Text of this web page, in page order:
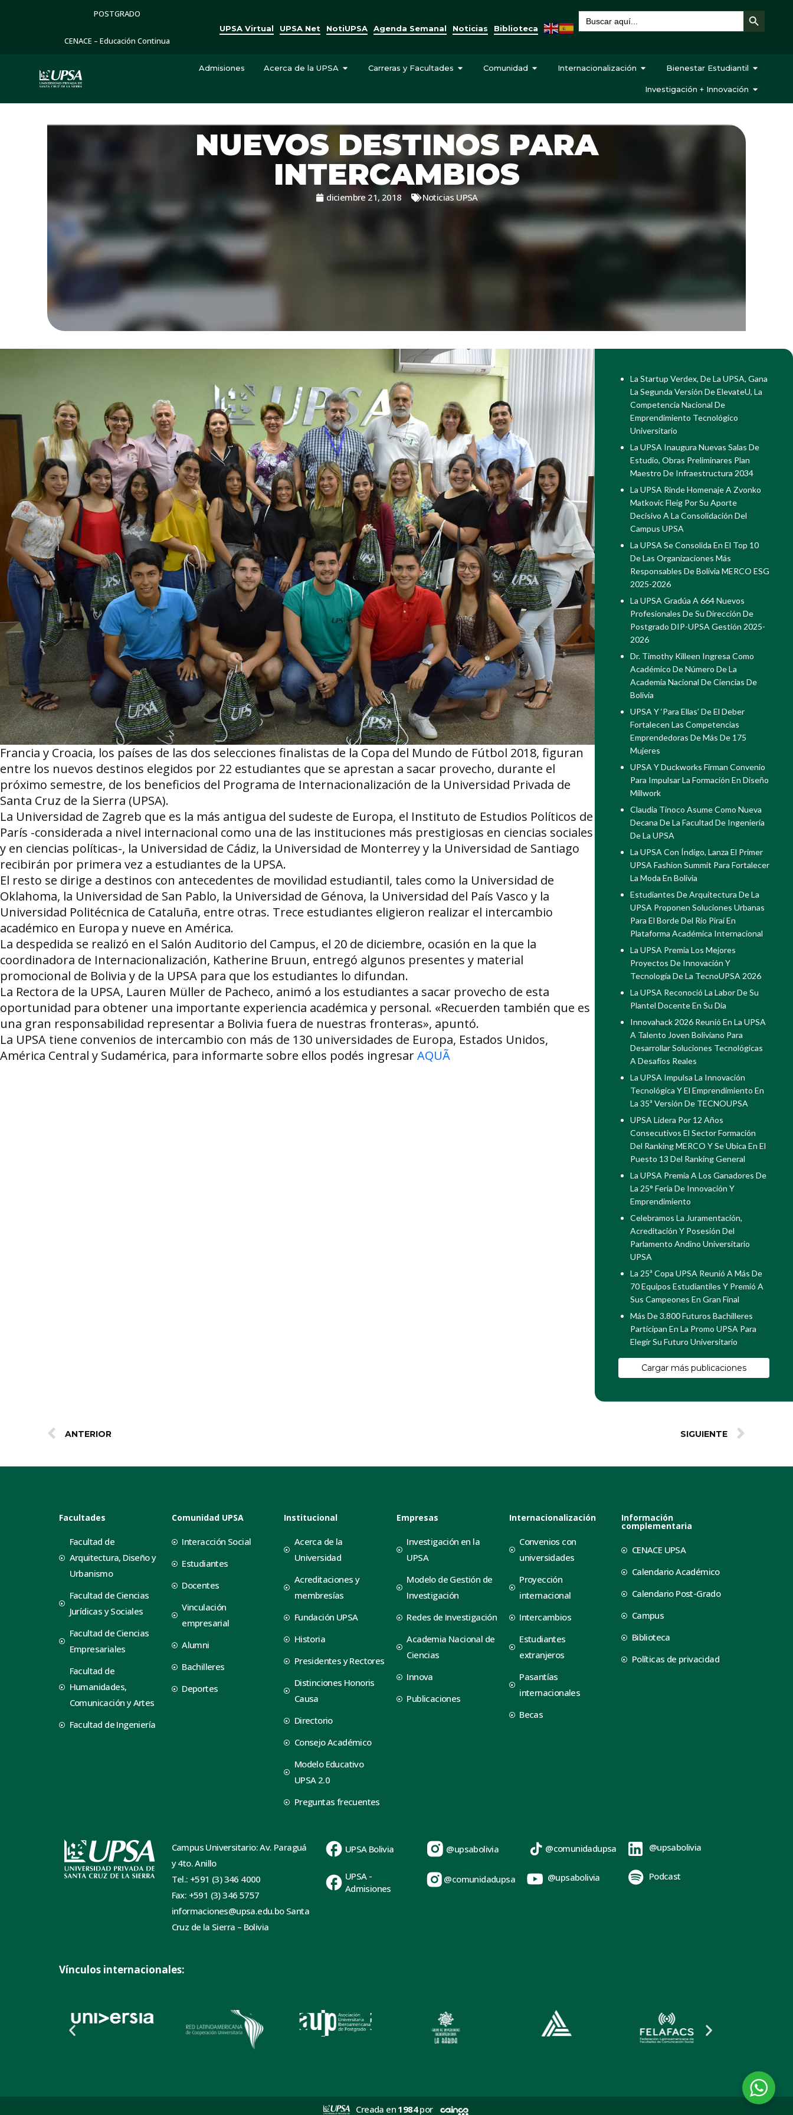
POSTGRADO
CENACE – Educación Continua
UPSA Virtual UPSA Net NotiUPSA Agenda Semanal Noticias Biblioteca
Buscar: Botón de búsqueda
Admisiones Acerca de la UPSA Carreras y Facultades Comunidad Internacionalización Bienestar Estudiantil
Investigación + Innovación
NUEVOS DESTINOS PARA
INTERCAMBIOS
diciembre 21, 2018 Noticias UPSA
Francia y Croacia, los países de las dos selecciones finalistas de la Copa del Mundo de Fútbol 2018, figuran
entre los nuevos destinos elegidos por 22 estudiantes que se aprestan a sacar provecho, durante el
próximo semestre, de los beneficios del Programa de Internacionalización de la Universidad Privada de
Santa Cruz de la Sierra (UPSA).
La Universidad de Zagreb que es la más antigua del sudeste de Europa, el Instituto de Estudios Políticos de
París -considerada a nivel internacional como una de las instituciones más prestigiosas en ciencias sociales
y en ciencias políticas-, la Universidad de Cádiz, la Universidad de Monterrey y la Universidad de Santiago
recibirán por primera vez a estudiantes de la UPSA.
El resto se dirige a destinos con antecedentes de movilidad estudiantil, tales como la Universidad de
Oklahoma, la Universidad de San Pablo, la Universidad de Génova, la Universidad del País Vasco y la
Universidad Politécnica de Cataluña, entre otras. Trece estudiantes eligieron realizar el intercambio
académico en Europa y nueve en América.
La despedida se realizó en el Salón Auditorio del Campus, el 20 de diciembre, ocasión en la que la
coordinadora de Internacionalización, Katherine Bruun, entregó algunos presentes y material
promocional de Bolivia y de la UPSA para que los estudiantes lo difundan.
La Rectora de la UPSA, Lauren Müller de Pacheco, animó a los estudiantes a sacar provecho de esta
oportunidad para obtener una importante experiencia académica y personal. «Recuerden también que es
una gran responsabilidad representar a Bolivia fuera de nuestras fronteras», apuntó.
La UPSA tiene convenios de intercambio con más de 130 universidades de Europa, Estados Unidos,
América Central y Sudamérica, para informarte sobre ellos podés ingresarAQUÃ
La Startup Verdex, De La UPSA, Gana
La Segunda Versión De ElevateU, La
Competencia Nacional De
Emprendimiento Tecnológico
Universitario
La UPSA Inaugura Nuevas Salas De
Estudio, Obras Preliminares Plan
Maestro De Infraestructura 2034
La UPSA Rinde Homenaje A Zvonko
Matkovic Fleig Por Su Aporte
Decisivo A La Consolidación Del
Campus UPSA
La UPSA Se Consolida En El Top 10
De Las Organizaciones Más
Responsables De Bolivia MERCO ESG
2025-2026
La UPSA Gradúa A 664 Nuevos
Profesionales De Su Dirección De
Postgrado DIP-UPSA Gestión 2025-
2026
Dr. Timothy Killeen Ingresa Como
Académico De Número De La
Academia Nacional De Ciencias De
Bolivia
UPSA Y ‘Para Ellas’ De El Deber
Fortalecen Las Competencias
Emprendedoras De Más De 175
Mujeres
UPSA Y Duckworks Firman Convenio
Para Impulsar La Formación En Diseño
Millwork
Claudia Tinoco Asume Como Nueva
Decana De La Facultad De Ingeniería
De La UPSA
La UPSA Con Índigo, Lanza El Primer
UPSA Fashion Summit Para Fortalecer
La Moda En Bolivia
Estudiantes De Arquitectura De La
UPSA Proponen Soluciones Urbanas
Para El Borde Del Río Piraí En
Plataforma Académica Internacional
La UPSA Premia Los Mejores
Proyectos De Innovación Y
Tecnología De La TecnoUPSA 2026
La UPSA Reconoció La Labor De Su
Plantel Docente En Su Día
Innovahack 2026 Reunió En La UPSA
A Talento Joven Boliviano Para
Desarrollar Soluciones Tecnológicas
A Desafíos Reales
La UPSA Impulsa La Innovación
Tecnológica Y El Emprendimiento En
La 35ª Versión De TECNOUPSA
UPSA Lidera Por 12 Años
Consecutivos El Sector Formación
Del Ranking MERCO Y Se Ubica En El
Puesto 13 Del Ranking General
La UPSA Premia A Los Ganadores De
La 25° Feria De Innovación Y
Emprendimiento
Celebramos La Juramentación,
Acreditación Y Posesión Del
Parlamento Andino Universitario
UPSA
La 25ª Copa UPSA Reunió A Más De
70 Equipos Estudiantiles Y Premió A
Sus Campeones En Gran Final
Más De 3.800 Futuros Bachilleres
Participan En La Promo UPSA Para
Elegir Su Futuro Universitario
Cargar más publicaciones
ANTERIOR SIGUIENTE
Facultades
Facultad de
Arquitectura, Diseño y
Urbanismo
Facultad de Ciencias
Jurídicas y Sociales
Facultad de Ciencias
Empresariales
Facultad de
Humanidades,
Comunicación y Artes
Facultad de Ingeniería
Comunidad UPSA
Interacción Social
Estudiantes
Docentes
Vinculación
empresarial
Alumni
Bachilleres
Deportes
Institucional
Acerca de la
Universidad
Acreditaciones y
membresías
Fundación UPSA
Historia
Presidentes y Rectores
Distinciones Honoris
Causa
Directorio
Consejo Académico
Modelo Educativo
UPSA 2.0
Preguntas frecuentes
Empresas
Investigación en la
UPSA
Modelo de Gestión de
Investigación
Redes de Investigación
Academia Nacional de
Ciencias
Innova
Publicaciones
Internacionalización
Convenios con
universidades
Proyección
internacional
Intercambios
Estudiantes
extranjeros
Pasantías
internacionales
Becas
Información
complementaria
CENACE UPSA
Calendario Académico
Calendario Post-Grado
Campus
Biblioteca
Políticas de privacidad
Campus Universitario: Av. Paraguá
y 4to. Anillo
Tel.: +591 (3) 346 4000
Fax: +591 (3) 346 5757
informaciones@upsa.edu.bo Santa
Cruz de la Sierra – Bolivia
UPSA Bolivia
UPSA -
Admisiones
@upsabolivia
@comunidadupsa
@comunidadupsa
@upsabolivia
@upsabolivia
Podcast
Vínculos internacionales:
Creada en 1984por